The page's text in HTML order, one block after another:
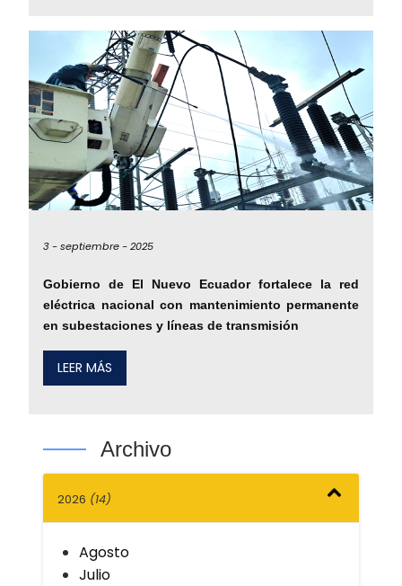
3 -septiembre -2025
Gobierno de El Nuevo Ecuador fortalece la red
eléctrica nacional con mantenimiento permanente
en subestaciones y líneas de transmisión
LEER MÁS
Archivo
2026 (14)
Agosto
Julio